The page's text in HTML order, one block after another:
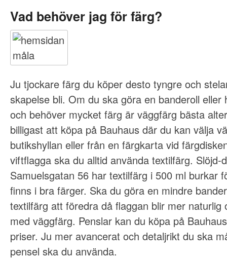
Vad behöver jag för färg?
Ju tjockare färg du köper desto tyngre och
skapelse bli. Om du ska göra en banderoll eller
och behöver mycket färg är väggfärg bästa
billigast att köpa på Bauhaus där du kan välja
butikshyllan eller från en färgkarta vid
viftflagga ska du alltid använda textilfärg. Slöjd-
Samuelsgatan 56 har textilfärg i 500 ml burkar
finns i bra färger. Ska du göra en mindre
textilfärg att föredra då flaggan blir mer naturlig
med väggfärg. Penslar kan du köpa på
priser. Ju mer avancerat och detaljrikt du ska
pensel ska du använda.